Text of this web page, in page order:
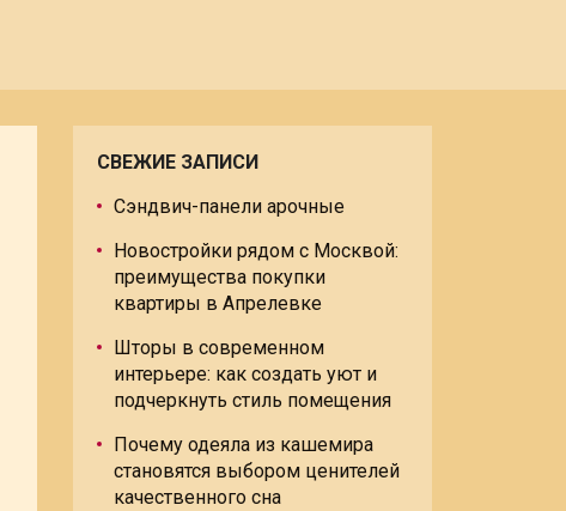
СВЕЖИЕ ЗАПИСИ
Сэндвич-панели арочные
Новостройки рядом с Москвой:
преимущества покупки
квартиры в Апрелевке
Шторы в современном
интерьере: как создать уют и
подчеркнуть стиль помещения
Почему одеяла из кашемира
становятся выбором ценителей
качественного сна